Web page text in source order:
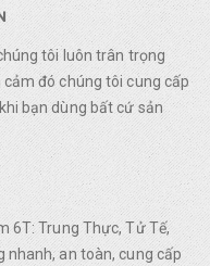
tôi luôn trân trọng
đó chúng tôi cung cấp
bạn dùng bất cứ sản
6T: Trung Thực, Tử Tế,
nhanh, an toàn, cung cấp